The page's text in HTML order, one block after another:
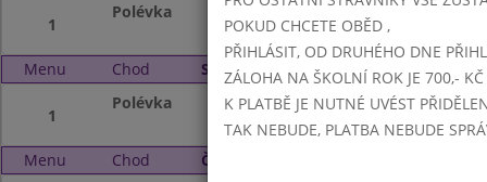
1
Polévka NEVAŘÍ SE
Menu Chod Středa 7. 4. 2021 (11:15 - 14:00)
1
Polévka NEVAŘÍ SE
Menu Chod Čtvrtek 8. 4. 2021 (11:15 - 14:00)
POKUD CHCETE OBĚD ,
PŘIHLÁSIT, OD DRUHÉHO DNE
ZÁLOHA NA ŠKOLNÍ ROK JE 700,- KČ
K PLATBĚ JE NUTNÉ UVÉST
TAK NEBUDE, PLATBA NEBUDE